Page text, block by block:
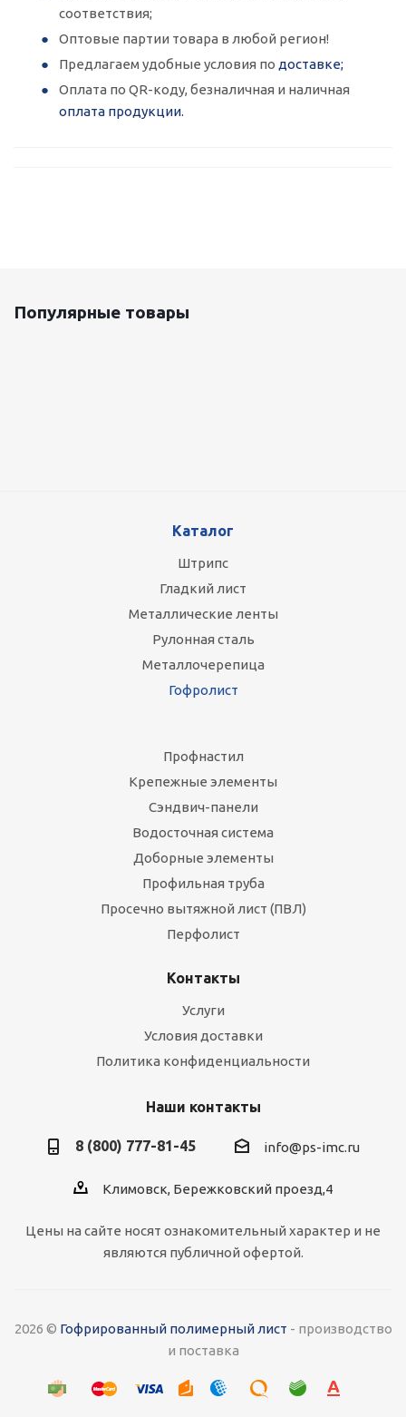
соответствия;
Оптовые партии товара в любой регион!
Предлагаем удобные условия по доставке;
Оплата по QR-коду, безналичная и наличная
оплата продукции.
Популярные товары
Каталог
Штрипс
Гладкий лист
Металлические ленты
Рулонная сталь
Металлочерепица
Гофролист
Профнастил
Крепежные элементы
Сэндвич-панели
Водосточная система
Доборные элементы
Профильная труба
Просечно вытяжной лист (ПВЛ)
Перфолист
Контакты
Услуги
Условия доставки
Политика конфиденциальности
Наши контакты
8 (800) 777-81-45 info@ps-imc.ru
Климовск, Бережковский проезд,4
Цены на сайте носят ознакомительный характер и не
являются публичной офертой.
2026 © Гофрированный полимерный лист - производство
и поставка